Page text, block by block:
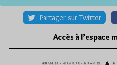
Partager sur Twitter
Accès à l’espace